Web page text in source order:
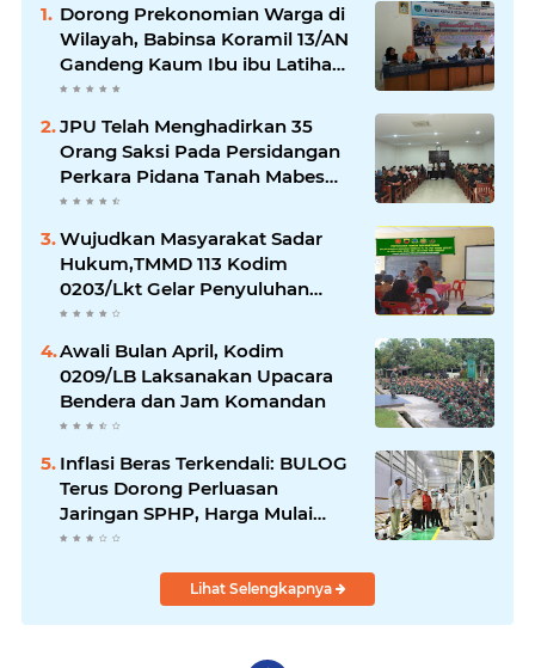
Dorong Prekonomian Warga di
Wilayah, Babinsa Koramil 13/AN
Gandeng Kaum Ibu ibu Latihan
Jahit Menjahit
JPU Telah Menghadirkan 35
Orang Saksi Pada Persidangan
Perkara Pidana Tanah Mabes
TNI di Jatikarya
Wujudkan Masyarakat Sadar
Hukum,TMMD 113 Kodim
0203/Lkt Gelar Penyuluhan
Hukum & Kamtibmas
Awali Bulan April, Kodim
0209/LB Laksanakan Upacara
Bendera dan Jam Komandan
Inflasi Beras Terkendali: BULOG
Terus Dorong Perluasan
Jaringan SPHP, Harga Mulai
Turun di Ratusan Daerah
Lihat Selengkapnya